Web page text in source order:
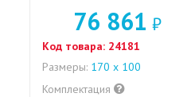
76 861 ₽
Код товара: 24181
Размеры: 170 x 100
Комплектация